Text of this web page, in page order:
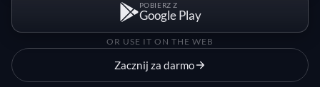
POBIERZ Z
Google Play
OR USE IT ON THE WEB
Zacznij za darmo